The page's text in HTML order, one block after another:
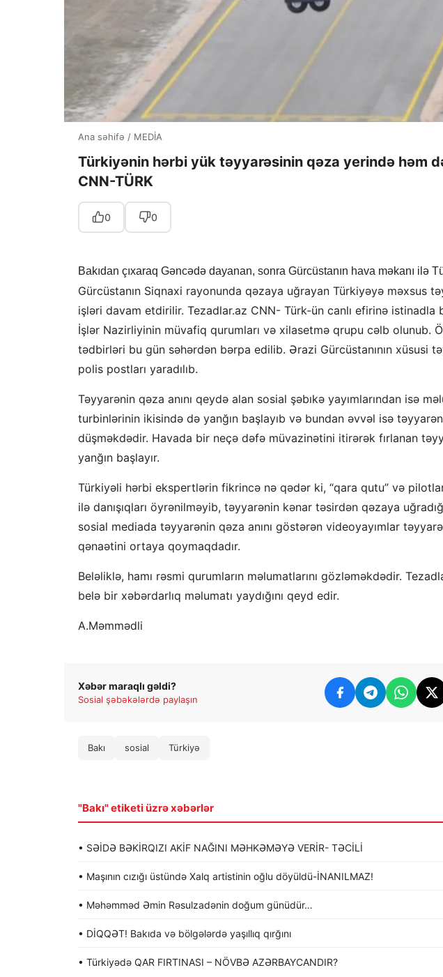
Ana səhifə / MEDİA
Türkiyənin hərbi yük təyyarəsinin qəza yerində həm
CNN-TÜRK
0 0
Bakıdan çıxaraq Gəncədə dayanan, sonra Gürcüstanın hava məkanı ilə
Gürcüstanın Siqnaxi rayonunda qəzaya uğrayan Türkiyəyə məxsus
işləri davam etdirilir. Tezadlar.az CNN- Türk-ün canlı efirinə istinadla
İşlər Nazirliyinin müvafiq qurumları və xilasetmə qrupu cəlb olunub.
tədbirləri bu gün səhərdən bərpa edilib. Ərazi Gürcüstanının xüsusi
polis postları yaradılıb.
Təyyarənin qəza anını qeydə alan sosial şəbıkə yayımlarından isə
turbinlərinin ikisində də yanğın başlayıb və bundan əvvəl isə
düşməkdədir. Havada bir neçə dəfə müvazinətini itirərək fırlanan
yanğın başlayır.
Türkiyəli hərbi ekspertlərin fikrincə nə qədər ki, “qara qutu” və
ilə danışıqları öyrənilməyib, təyyarənin kənar təsirdən qəzaya
sosial mediada təyyarənin qəza anını göstərən videoyayımlar
qənaətini ortaya qoymaqdadır.
Beləliklə, hamı rəsmi qurumların məlumatlarını gözləməkdədir.
belə bir xəbərdarlıq məlumatı yaydığını qeyd edir.
A.Məmmədli
Xəbər maraqlı gəldi?
Sosial şəbəkələrdə paylaşın
Bakı sosial Türkiyə
"Bakı" etiketi üzrə xəbərlər
• SƏİDƏ BƏKİRQIZI AKİF NAĞINI MƏHKƏMƏYƏ VERİR- TƏCİLİ
• Maşının cızığı üstündə Xalq artistinin oğlu döyüldü-İNANILMAZ!
• Məhəmməd Əmin Rəsulzadənin doğum günüdür…
• DİQQƏT! Bakıda və bölgələrdə yaşıllıq qırğını
• Türkiyədə QAR FIRTINASI – NÖVBƏ AZƏRBAYCANDIR?